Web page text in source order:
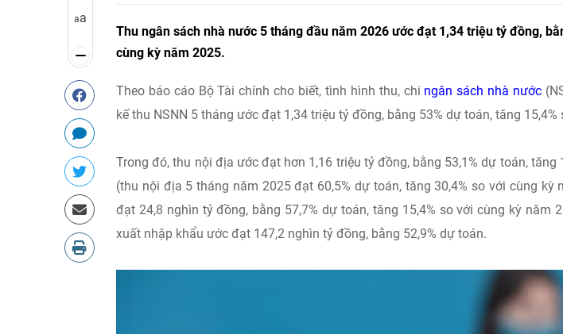
aa
Thu ngân sách nhà nước 5 tháng đầu năm 2026 ước đạt 1,34 triệu tỷ đồng,
cùng kỳ năm 2025.
Theo báo cáo Bộ Tài chính cho biết, tình hình thu, chi ngân sách nhà nước
kế thu NSNN 5 tháng ước đạt 1,34 triệu tỷ đồng, bằng 53% dự toán, tăng
Trong đó, thu nội địa ước đạt hơn 1,16 triệu tỷ đồng, bằng 53,1% dự toán, tăng
(thu nội địa 5 tháng năm 2025 đạt 60,5% dự toán, tăng 30,4% so với cùng
đạt 24,8 nghìn tỷ đồng, bằng 57,7% dự toán, tăng 15,4% so với cùng kỳ năm
xuất nhập khẩu ước đạt 147,2 nghìn tỷ đồng, bằng 52,9% dự toán.